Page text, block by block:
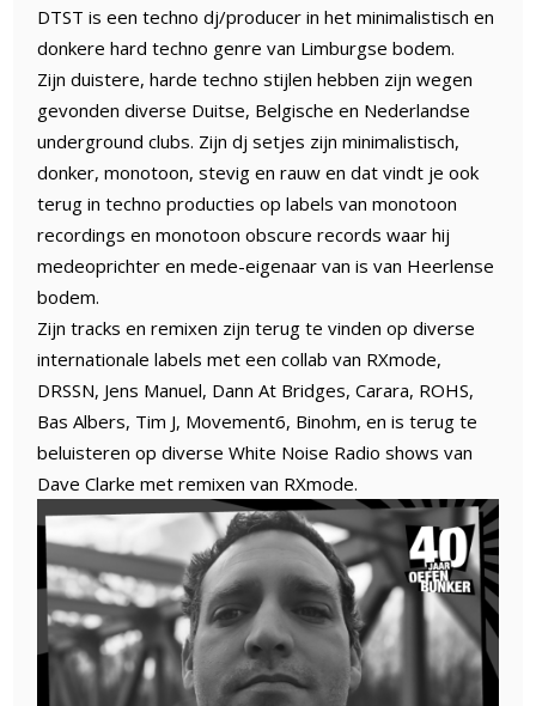
DTST is een techno dj/producer in het minimalistisch en
donkere hard techno genre van Limburgse bodem.
Zijn duistere, harde techno stijlen hebben zijn wegen
gevonden diverse Duitse, Belgische en Nederlandse
underground clubs. Zijn dj setjes zijn minimalistisch,
donker, monotoon, stevig en rauw en dat vindt je ook
terug in techno producties op labels van monotoon
recordings en monotoon obscure records waar hij
medeoprichter en mede-eigenaar van is van Heerlense
bodem.
Zijn tracks en remixen zijn terug te vinden op diverse
internationale labels met een collab van RXmode,
DRSSN, Jens Manuel, Dann At Bridges, Carara, ROHS,
Bas Albers, Tim J, Movement6, Binohm, en is terug te
beluisteren op diverse White Noise Radio shows van
Dave Clarke met remixen van RXmode.